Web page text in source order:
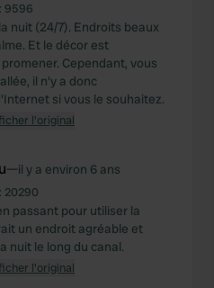
9596
nuit (24/7). Endroits beaux
Et le décor est
Cependant, vous
il n'y a donc
si vous le souhaitez.
l'original
—il y a environ 6 ans
20290
passant pour utiliser la
un endroit agréable et
nuit le long du canal.
l'original